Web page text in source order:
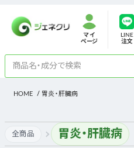
マイ
ページ
LINE
注文
HOME 胃炎・肝臓病
全商品 胃炎・肝臓病